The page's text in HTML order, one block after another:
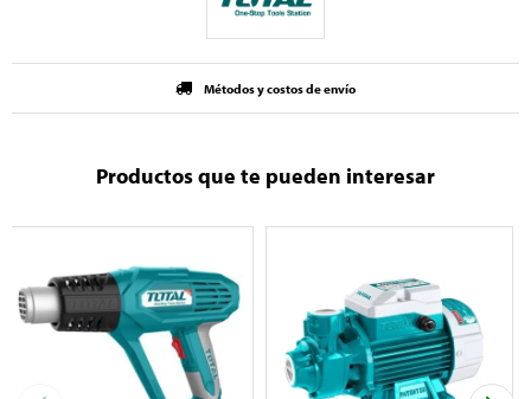
Métodos y costos de envío
Productos que te pueden interesar